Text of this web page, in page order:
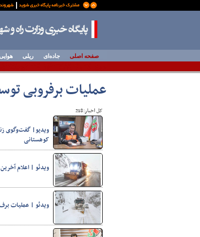
صفحه اصلی جاده‌ای ریلی هوایی
عملیات برفروبی
کل اخبار:218
ویدیو| گفت‌وگوی
کوهستانی
ویدئو | اعلام
ویدئو | عملیات